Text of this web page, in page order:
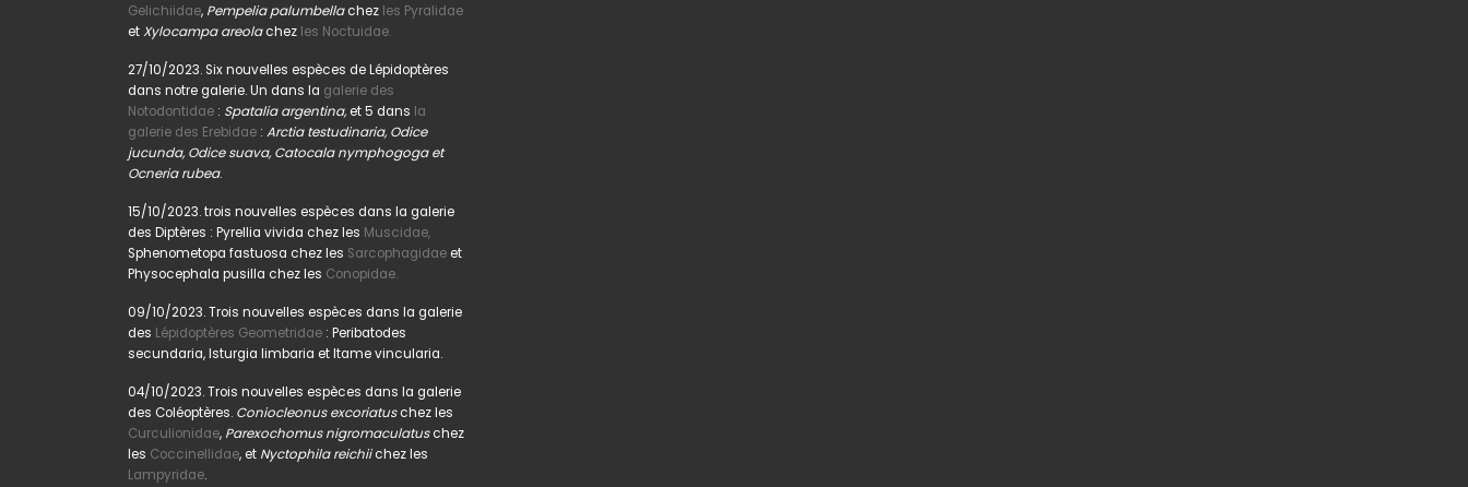
Gelichiidae, Pempelia palumbellachez les Pyralidae
etXylocampa areolachez les Noctuidae.
27/10/2023. Six nouvelles espèces de Lépidoptères
dans notre galerie. Un dans la galerie des
Notodontidae : Spatalia argentina,et 5 dans la
galerie des Erebidae : Arctia testudinaria, Odice
jucunda, Odice suava, Catocala nymphogoga et
Ocneria rubea.
15/10/2023. trois nouvelles espèces dans la galerie
des Diptères : Pyrellia vivida chez les Muscidae,
Sphenometopa fastuosa chez les Sarcophagidaeet
Physocephala pusilla chez les Conopidae.
09/10/2023. Trois nouvelles espèces dans la galerie
des Lépidoptères Geometridae : Peribatodes
secundaria, Isturgia limbaria et Itame vincularia.
04/10/2023. Trois nouvelles espèces dans la galerie
des Coléoptères. Coniocleonus excoriatuschez les
Curculionidae, Parexochomus nigromaculatuschez
les Coccinellidae, et Nyctophila reichiichez les
Lampyridae.